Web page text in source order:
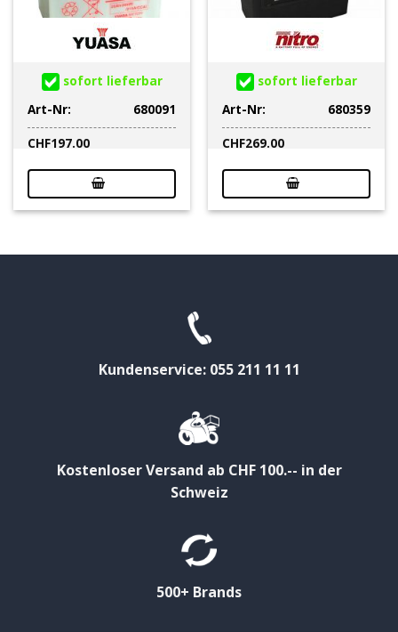
sofort lieferbar
Art-Nr:
680091
CHF197.00
sofort lieferbar
Art-Nr:
680359
CHF269.00
Kundenservice: 055 211 11 11
Kostenloser Versand ab CHF 100.-- in der
Schweiz
500+ Brands